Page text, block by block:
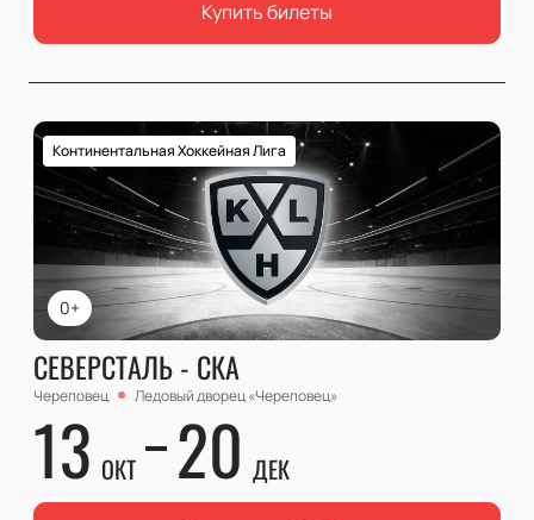
Купить билеты
0+
Континентальная Хоккейная Лига
СЕВЕРСТАЛЬ - СКА
Череповец Ледовый дворец «Череповец»
13 ОКТ 20 ДЕК